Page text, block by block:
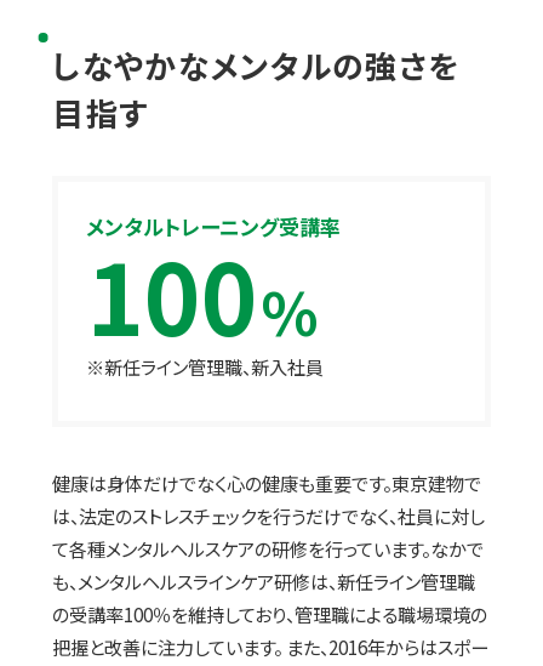
しなやかなメンタルの強さを
目指す
メンタルトレーニング受講率
100%
※新任ライン管理職、新入社員
健康は身体だけでなく心の健康も重要です。東京建物で
は、法定のストレスチェックを行うだけでなく、社員に対し
て各種メンタルヘルスケアの研修を行っています。なかで
も、メンタルヘルスラインケア研修は、新任ライン管理職
の受講率100％を維持しており、管理職による職場環境の
把握と改善に注力しています。 また、2016年からはスポー